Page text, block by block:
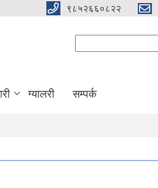
९८५२६६०८२२
ग्यालरी सम्पर्क